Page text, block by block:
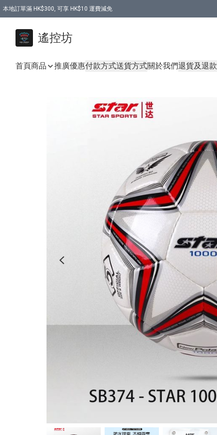
本地訂單滿 HK$300, 可享 HK$10 運費減免
遙控坊
首頁商品 推廣優惠付款方式送貨方式關於我們退貨及退